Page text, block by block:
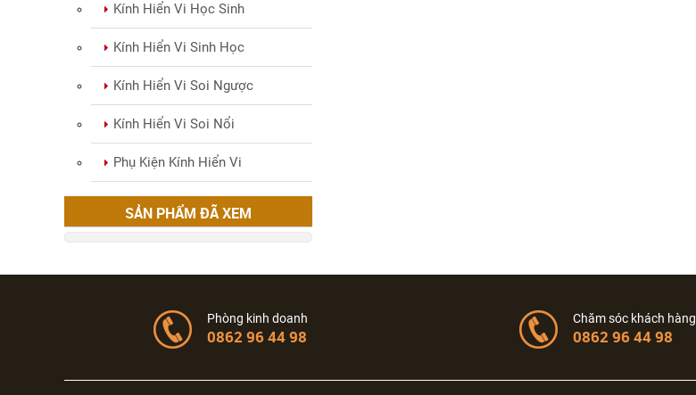
Kính Hiển Vi Học Sinh
Kính Hiển Vi Sinh Học
Kính Hiển Vi Soi Ngược
Kính Hiển Vi Soi Nổi
Phụ Kiện Kính Hiển Vi
SẢN PHẨM ĐÃ XEM
Phòng kinh doanh
0862 96 44 98
Chăm sóc khách hàng
0862 96 44 98